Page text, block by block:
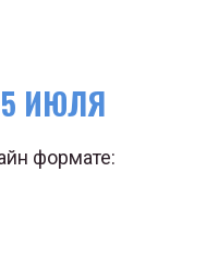
ИЮЛЯ
формате: